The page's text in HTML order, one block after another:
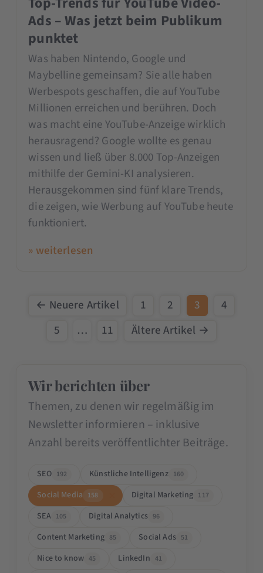
Ads – Was jetzt beim Publikum
punktet
Was haben Nintendo, Google und
Maybelline gemeinsam? Sie alle haben
Werbespots geschaffen, die auf YouTube
Millionen erreichen und berühren. Doch
was macht eine YouTube-Anzeige wirklich
herausragend? Google wollte es genau
wissen und ließ über 8.000 Top-Anzeigen
mithilfe der Gemini-KI analysieren.
Herausgekommen sind fünf klare Trends,
die zeigen, wie Werbung auf YouTube heute
funktioniert.
» weiterlesen
← Neuere Artikel 1 2 3
4
5
… 11 Ältere Artikel →
Wir berichten über
Themen, zu denen wir regelmäßig im
Newsletter informieren – inklusive
Anzahl bereits veröffentlichter Beiträge.
SEO 192 Künstliche Intelligenz 160
Social Media 158 Digital Marketing 117
SEA 105 Digital Analytics 96
Content Marketing 85 Social Ads 51
Nice to know 45 LinkedIn 41